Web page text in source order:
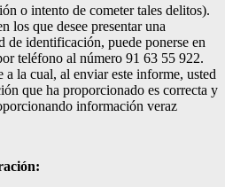
o intento de cometer tales delitos).
los que desee presentar una
de identificación, puede ponerse en
teléfono al número 91 63 55 922.
a la cual, al enviar este informe, usted
que ha proporcionado es correcta y
información veraz